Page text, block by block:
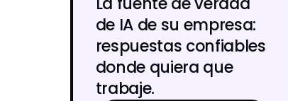
de IA de su empresa:
respuestas confiables
donde quiera que
trabaje.